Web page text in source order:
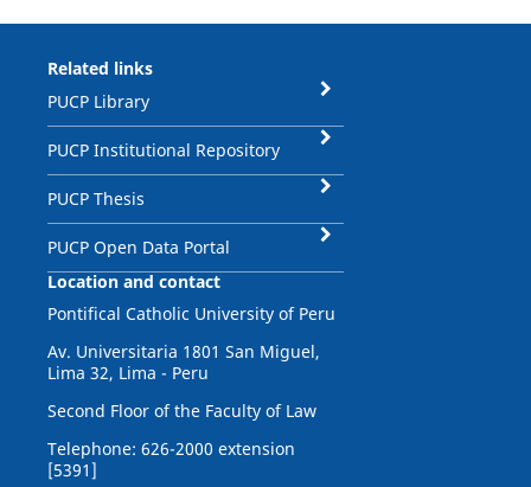
Related links
PUCP Library
PUCP Institutional Repository
PUCP Thesis
PUCP Open Data Portal
Location and contact
Pontifical Catholic University of Peru
Av. Universitaria 1801 San Miguel,
Lima 32, Lima - Peru
Second Floor of the Faculty of Law
Telephone: 626-2000 extension
[5391]